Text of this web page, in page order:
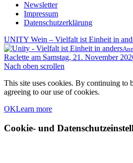
Newsletter
Impressum
Datenschutzerklärung
UNITY Wein – Vielfalt ist Einheit in
Raclette am Samstag, 21. November
Nach oben scrollen
This site uses cookies. By continuing to
agreeing to our use of cookies.
OKLearn more
Cookie- und